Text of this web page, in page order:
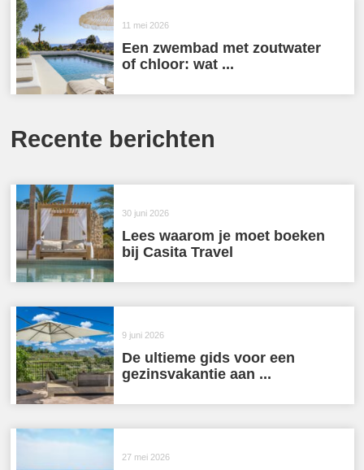
11 mei 2026
Een zwembad met zoutwater
of chloor: wat ...
Recente berichten
30 juni 2026
Lees waarom je moet boeken
bij Casita Travel
9 juni 2026
De ultieme gids voor een
gezinsvakantie aan ...
27 mei 2026